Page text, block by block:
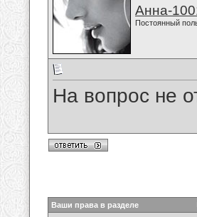
Анна-
Постоянный
На вопрос не
Ваши права в разделе